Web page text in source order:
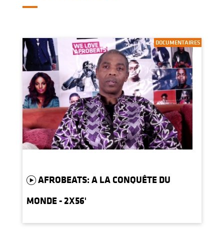
DOCUMENTAIRES
AFROBEATS: A LA CONQUÊTE DU
MONDE - 2X56'